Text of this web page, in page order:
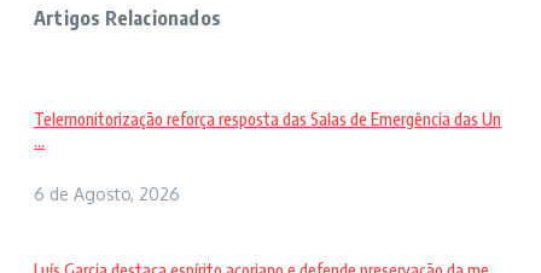
Artigos Relacionados
Telemonitorização reforça resposta das Salas de Emergência das Un
...
6 de Agosto, 2026